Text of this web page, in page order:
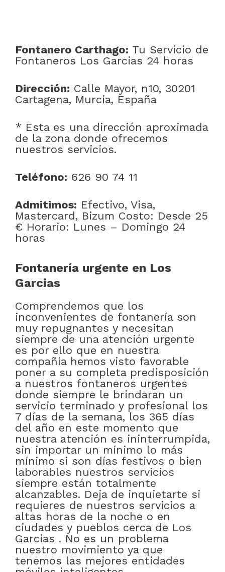
Fontanero Carthago: Tu Servicio de
Fontaneros Los Garcias 24 horas
Dirección: Calle Mayor, n10, 30201
Cartagena, Murcia, España
* Esta es una dirección aproximada
de la zona donde ofrecemos
nuestros servicios.
Teléfono: 626 90 74 11
Admitimos: Efectivo, Visa,
Mastercard, Bizum Costo: Desde 25
€ Horario: Lunes – Domingo 24
horas
Fontanería urgente en Los
Garcias
Comprendemos que los
inconvenientes de fontanería son
muy repugnantes y necesitan
siempre de una atención urgente
es por ello que en nuestra
compañía hemos visto favorable
poner a su completa predisposición
a nuestros fontaneros urgentes
donde siempre le brindaran un
servicio terminado y profesional los
7 días de la semana, los 365 días
del año en este momento que
nuestra atención es ininterrumpida,
sin importar un mínimo lo más
mínimo si son días festivos o bien
laborables nuestros servicios
siempre están totalmente
alcanzables. Deja de inquietarte si
requieres de nuestros servicios a
altas horas de la noche o en
ciudades y pueblos cerca de Los
Garcias . No es un problema
nuestro movimiento ya que
tenemos las mejores entidades